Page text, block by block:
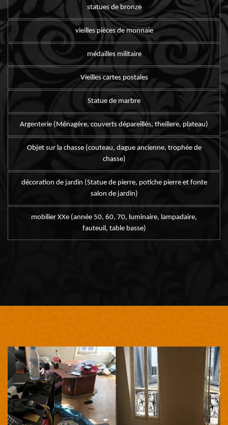
statues de bronze
vieilles pièces de monnaie
médailles militaire
Vieilles cartes postales
Statue de marbre
Argenterie (Ménagère, couverts dépareillés, theillere, plateau)
Objet sur la chasse (couteau, dague ancienne, trophée de
chasse)
décoration de jardin (Statue de pierre, potiche pierre et fonte
salon de jardin)
mobilier XXe (année 50, 60, 70, luminaire, lampadaire,
fauteuil, table basse)